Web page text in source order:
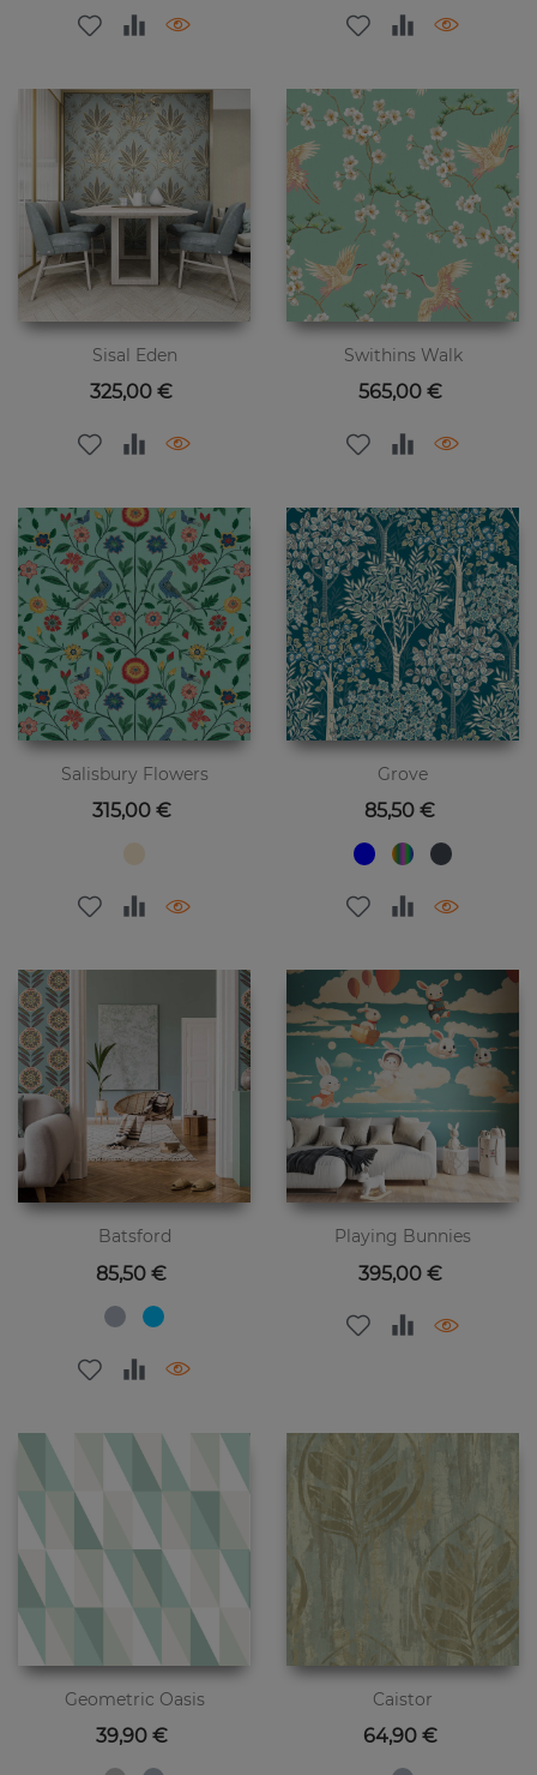
Sisal Eden
Preis
325,00 €
Swithins Walk
Preis
565,00 €
Salisbury Flowers
Preis
315,00 €
Grove
Preis
85,50 €
Batsford
Preis
85,50 €
Playing Bunnies
Preis
395,00 €
Geometric Oasis
Preis
39,90 €
Caistor
Preis
64,90 €